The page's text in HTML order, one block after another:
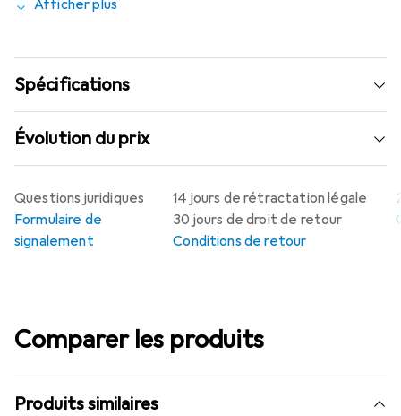
Afficher plus
Spécifications
Évolution du prix
14 jours de rétractation légale
30 jours de droit de retour
Conditions de retour
Questions juridiques
Formulaire de
signalement
Comparer les produits
Produits similaires